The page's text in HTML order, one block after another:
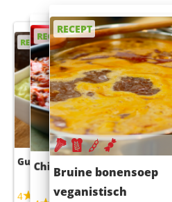
RECEPT
Guacamole
4
RECEPT
Chili con carne
RECEPT
Bruine bonensoep
veganistisch
RECEPT
Sushi rijstsalade
maaltijdsalade
RECEPT
4